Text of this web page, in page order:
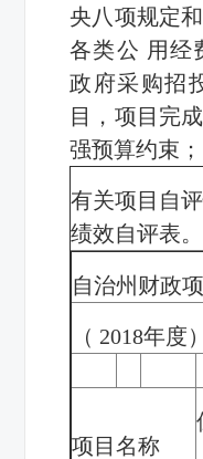
央八项规定
各类公 用经
政府采购招
目，项目完
强预算约束；
有关项目自
绩效自评表。
自治州财政
（ 2018年度）
项目名称